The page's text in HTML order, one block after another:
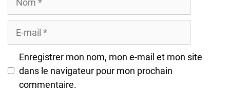
Enregistrer mon nom, mon e-mail et mon site
dans le navigateur pour mon prochain
commentaire.